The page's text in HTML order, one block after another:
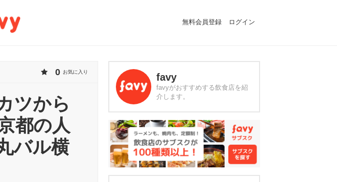
無料会員登録 ログイン
0 お気に入り
ツから
都の人
バル横
favy
favyがおすすめする飲食店を紹
介します。